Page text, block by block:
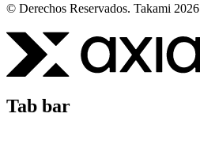
© Derechos Reservados. Takami 2026
Tab bar